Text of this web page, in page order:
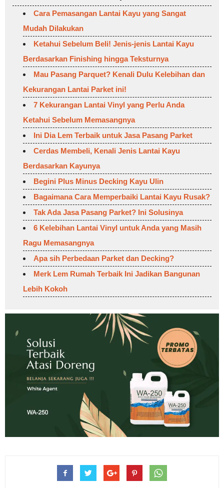
Cara Pemasangan Lantai Kayu yang Sangat
Mudah Dilakukan
Ketahui Sebelum Beli! Jenis-jenis Lantai Kayu
Berdasarkan Finishing hingga Teksturnya
Mau Pasang Parquet? Kenali Dulu Kelebihan dan
Kekurangan Lantai Parket ini!
7 Kekurangan Lantai Vinyl yang Perlu Anda
Ketahui Sebelum Memasangnya
Ini Dia Lem Terbaik untuk Jasa Pasang Parket
Cerdas Membeli, Kenali Jenis Lantai Kayu
Berdasarkan Kayunya
Begini Plus Minus Decking Kayu Ulin
Bagaimana Cara Memperbaiki Lantai Kayu Rusak?
Tak Ada Jasa Pasang Parket? Ini Solusinya
6 Kelebihan Lantai Vinyl untuk Anda yang Masih
Ragu Memasangnya
Apa sih Perbedaan Parket dan Decking?
Merk Lem Rumah Terbaik Ini Jadikan Bangunan
Lebih Kokoh